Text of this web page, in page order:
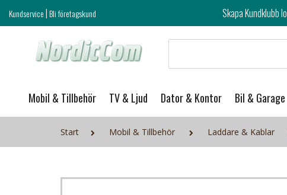
Kundservice|Bli företagskund Skapa Kundklubb login och ta del av
Mobil & Tillbehör TV & Ljud Dator & Kontor Bil & Garage
Start Mobil & Tillbehör Laddare & Kablar